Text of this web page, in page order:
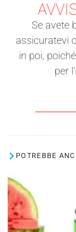
Se avete
assicuratevi
in poi,
per
POTREBBE